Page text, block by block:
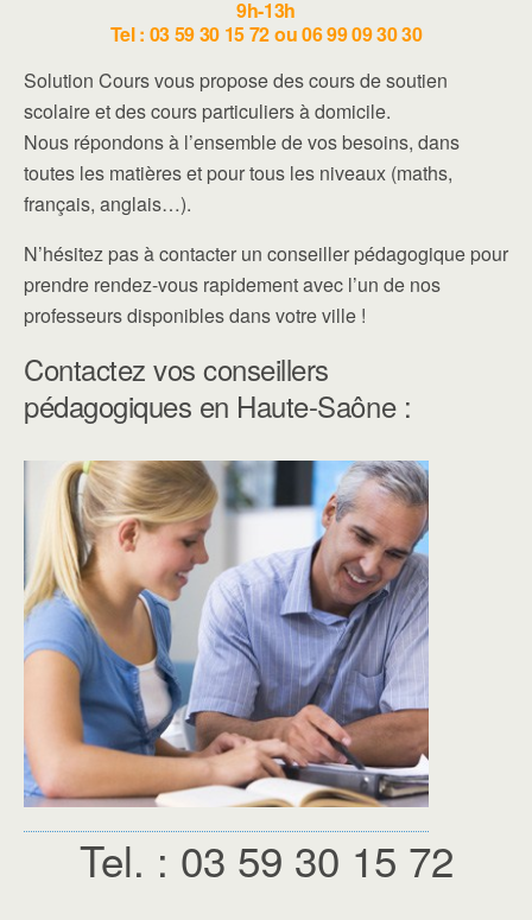
9h-13h
Tel : 03 59 30 15 72 ou 06 99 09 30 30
Solution Cours vous propose des cours de soutien
scolaire et des cours particuliers à domicile.
Nous répondons à l’ensemble de vos besoins, dans
toutes les matières et pour tous les niveaux (maths,
français, anglais…).
N’hésitez pas à contacter un conseiller pédagogique pour
prendre rendez-vous rapidement avec l’un de nos
professeurs disponibles dans votre ville !
Contactez vos conseillers
pédagogiques en Haute-Saône :
Tel. : 03 59 30 15 72